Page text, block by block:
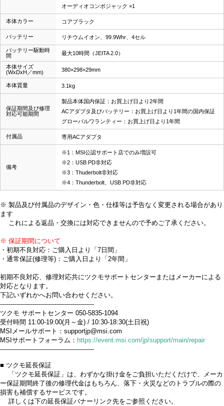
オーディオコンボジャック ×1
本体カラー コアブラック
バッテリー リチウムイオン、99.9Whr、4セル
バッテリー駆動時
間
最大10時間（JEITA 2.0）
本体サイズ
(WxDxH／mm)
380×298×29mm
本体質量 3.1kg
保証期間及び修理
対応可能期間
製品本体国内保証：お買上げ日より2年間
ACアダプタ及びバッテリー：お買上げ日より1年間の国内保証
グローバルワランティー：お買上げ日より1年間
付属品 専用ACアダプタ
備考
※1：MSI公認サポート店でのみ増設可
※2：USB PD非対応
※3：Thuderbolt非対応
※4：Thunderbolt、USB PD非対応
※ 製品及び付属品のデザイン・色・仕様等は予告なく変更される場合があり
ます
これによる返品・交換には対応できませんので予めご了承ください。
※ 保証期間について
・初期不良対応：ご購入日より「7日間」
・通常保証(修理等)：ご購入日より「2年間」
初期不良対応、修理対応共にツクモサポートセンターまたはメーカーによる
対応となります。
下記いずれかへお問い合わせください。
-----------------------------------------------
ツクモ サポートセンター 050-5835-1094
受付時間 11:00-19:00(月～金) / 10:30-18:30(土日祝)
MSIメールサポート：supportjp@msi.com
MSIサポートフォーラム： https://event.msi.com/jp/support/main/repair
-----------------------------------------------
■ ツクモ延長保証
「ツクモ延長保証」は、わずかな掛け金をご負担いただくだけで、メーカ
ー保証期間終了後の修理代金はもちろん、落下・火災などのトラブルの際の
損害も補償するサービスです。
詳しくは下の延長保証バナーリンク先をご参照ください。